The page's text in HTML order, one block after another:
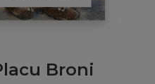
Broni